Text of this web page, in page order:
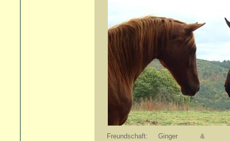
Freundschaft: Ginger &